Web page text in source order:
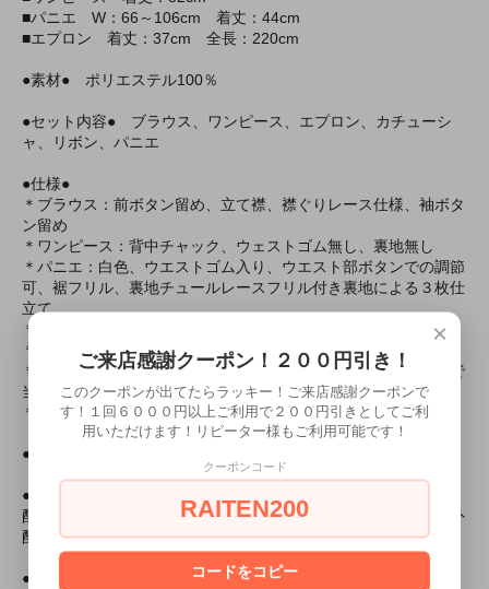
■パニエ W：66～106cm 着丈：44cm
■エプロン 着丈：37cm 全長：220cm
●素材● ポリエステル100％
●セット内容● ブラウス、ワンピース、エプロン、カチューシ
ャ、リボン、パニエ
●仕様●
＊ブラウス：前ボタン留め、立て襟、襟ぐりレース仕様、袖ボタ
ン留め
＊ワンピース：背中チャック、ウェストゴム無し、裏地無し
＊パニエ：白色、ウエストゴム入り、ウエスト部ボタンでの調節
可、裾フリル、裏地チュールレースフリル付き裏地による３枚仕
立て
＊カチューシャ：茶色フリル、一部レース仕様
＊リボン：鈴付き、安全ピン付き、着脱可
＊水洗い不可、塩素系漂白剤による漂白不可、アイロンは中温で
当て布使用、ドライクリーニング可
＊色落ちの可能性があります。ご注意ください。
●色● 色は写真と同じものになります。
●海外配送時計算重量● 766g
配送時計算重量は実際の商品の重さとは異なり、当社規定の海外
配送時等の送料自動計算に使う重量となります。
●モデル身長● あずさ/163 cm（Ｍサイズ着用）
×
ご来店感謝クーポン！２００円引き！
このクーポンが出てたらラッキー！ご来店感謝クーポンで
す！１回６０００円以上ご利用で２００円引きとしてご利
用いただけます！リピーター様もご利用可能です！
クーポンコード
RAITEN200
コードをコピー